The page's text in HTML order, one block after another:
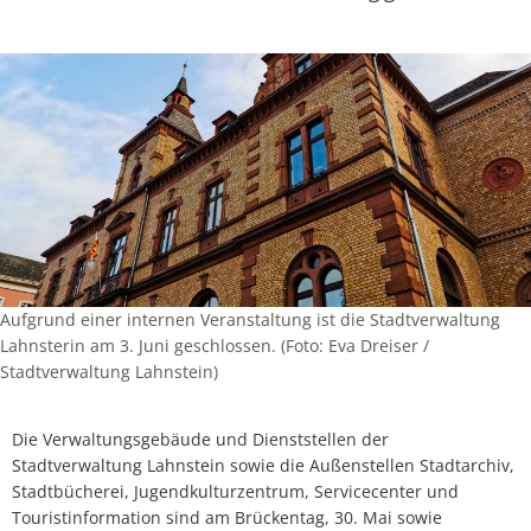
Aufgrund einer internen Veranstaltung ist die Stadtverwaltung
Lahnsterin am 3. Juni geschlossen. (Foto: Eva Dreiser /
Stadtverwaltung Lahnstein)
Die Verwaltungsgebäude und Dienststellen der
Stadtverwaltung Lahnstein sowie die Außenstellen Stadtarchiv,
Stadtbücherei, Jugendkulturzentrum, Servicecenter und
Touristinformation sind am Brückentag, 30. Mai sowie